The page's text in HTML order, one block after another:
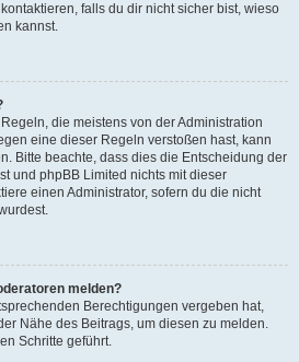
falls du dir nicht sicher bist, wieso
kannst.
die meistens von der Administration
eine dieser Regeln verstoßen hast, kann
Bitte beachte, dass dies die Entscheidung der
und phpBB Limited nichts mit dieser
einen Administrator, sofern du die nicht
melden?
Berechtigungen vergeben hat,
Nähe des Beitrags, um diesen zu melden.
Schritte geführt.